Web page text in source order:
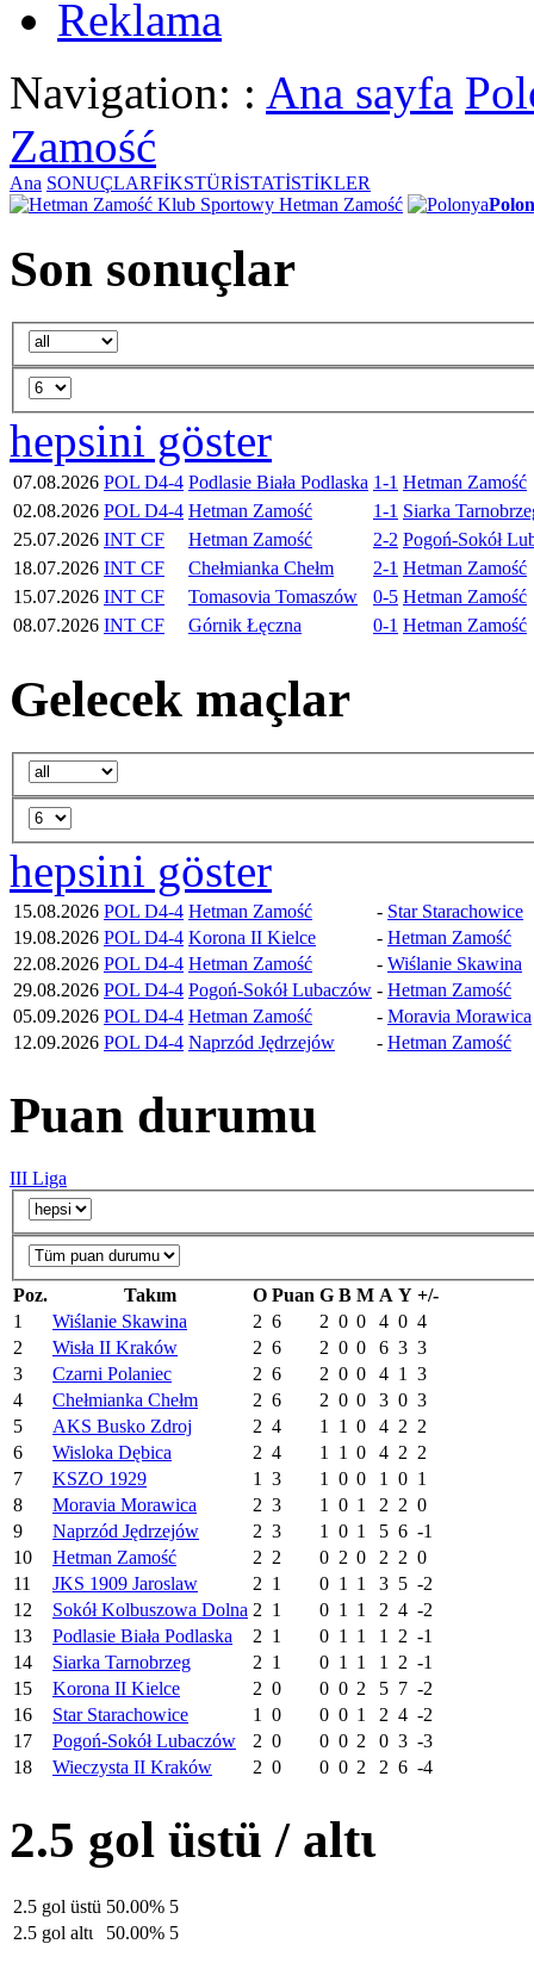
Reklama
Navigation: : Ana sayfa
Zamość
Ana SONUÇLARFİKSTÜRİSTATİSTİKLER
Klub Sportowy Hetman Zamość
Son sonuçlar
hepsini göster
07.08.2026 POL D4-4 Podlasie Biała Podlaska 1-1 Hetman Zamość
02.08.2026 POL D4-4 Hetman Zamość 1-1 Siarka
25.07.2026 INT CF Hetman Zamość 2-2 Pogoń-Sokół
18.07.2026 INT CF Chełmianka Chełm 2-1 Hetman Zamość
15.07.2026 INT CF Tomasovia Tomaszów 0-5 Hetman Zamość
08.07.2026 INT CF Górnik Łęczna 0-1 Hetman Zamość
Gelecek maçlar
hepsini göster
15.08.2026 POL D4-4 Hetman Zamość - Star Starachowice
19.08.2026 POL D4-4 Korona II Kielce - Hetman Zamość
22.08.2026 POL D4-4 Hetman Zamość - Wiślanie Skawina
29.08.2026 POL D4-4 Pogoń-Sokół Lubaczów - Hetman Zamość
05.09.2026 POL D4-4 Hetman Zamość - Moravia Morawica
12.09.2026 POL D4-4 Naprzód Jędrzejów - Hetman Zamość
Puan durumu
III Liga
Poz. Takım O Puan G B M A Y +/-
1
Wiślanie Skawina 2 6 2 0 0 4 0 4
2
Wisła II Kraków 2 6 2 0 0 6 3 3
3
Czarni Polaniec 2 6 2 0 0 4 1
3
4
Chełmianka Chełm 2 6 2 0 0 3 0 3
5
AKS Busko Zdroj 2 4 1 1 0 4 2 2
6
Wisloka Dębica 2 4 1 1 0 4 2 2
7
KSZO 1929 1 3 1 0 0 1 0 1
8
Moravia Morawica 2 3 1 0 1 2 2 0
9
Naprzód Jędrzejów 2 3 1 0 1 5 6 -1
10
Hetman Zamość 2 2 0 2 0 2 2 0
11
JKS 1909 Jaroslaw 2 1 0 1 1 3 5 -2
12
Sokół Kolbuszowa Dolna 2 1 0 1 1 2 4 -2
13
Podlasie Biała Podlaska 2 1 0 1 1 1 2 -1
14
Siarka Tarnobrzeg 2 1 0 1 1 1 2 -1
15
Korona II Kielce 2 0 0 0 2 5 7 -2
16
Star Starachowice 1 0 0 0 1 2 4 -2
17
Pogoń-Sokół Lubaczów 2 0 0 0 2 0 3 -3
18
Wieczysta II Kraków 2 0 0 0 2 2 6 -4
2.5 gol üstü / altι
2.5 gol üstü 50.00% 5
2.5 gol altι
50.00% 5